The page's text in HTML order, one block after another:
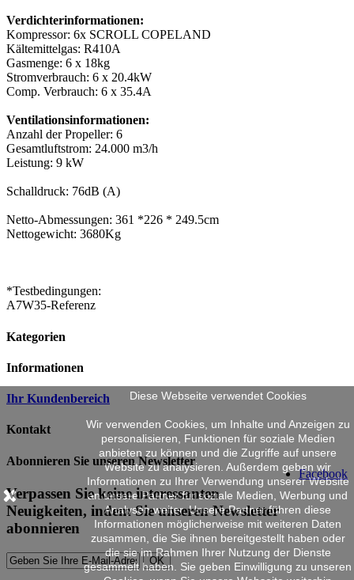
Verdichterinformationen:
Kompressor: 6x SCROLL COPELAND
Kältemittelgas: R410A
Gasmenge: 6 x 18kg
Stromverbrauch: 6 x 20.4kW
Comp. Verbrauch: 6 x 35.4A
Ventilationsinformationen:
Anzahl der Propeller: 6
Gesamtluftstrom: 24.000 m3/h
Leistung: 9 kW
Schalldruck: 76dB (A)
Netto-Abmessungen: 361 *226 * 249.5cm
Nettogewicht: 3680Kg
*Testbedingungen:
A7W35-Referenz
Kategorien
Informationen
Ihr Kundenbereich
Kontakt
Facebook
Abonnieren Sie unseren Newsletter
Verpassen Sie keine interessanten
Neuigkeiten, indem Sie unseren Newsletter
abonnieren
OK
Diese Webseite verwendet Cookies
Wir verwenden Cookies, um Inhalte und Anzeigen zu
personalisieren, Funktionen für soziale Medien
anbieten zu können und die Zugriffe auf unsere
Website zu analysieren. Außerdem geben wir
Informationen zu Ihrer Verwendung unserer Website
an unsere Partner für soziale Medien, Werbung und
Analysen weiter. Unsere Partner führen diese
Informationen möglicherweise mit weiteren Daten
zusammen, die Sie ihnen bereitgestellt haben oder
die sie im Rahmen Ihrer Nutzung der Dienste
gesammelt haben. Sie geben Einwilligung zu unseren